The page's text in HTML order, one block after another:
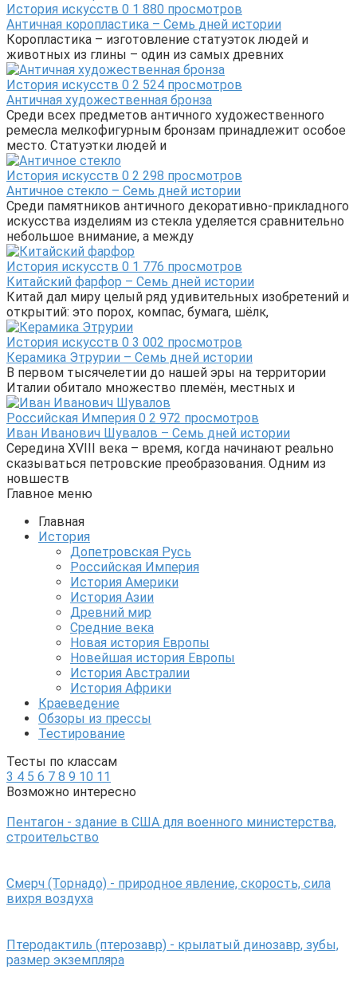
История искусств 0 1 880 просмотров
Античная коропластика – Семь дней истории
Коропластика – изготовление статуэток людей и
животных из глины – один из самых древних
История искусств 0 2 524 просмотров
Античная художественная бронза
Среди всех предметов античного художественного
ремесла мелкофигурным бронзам принадлежит особое
место. Статуэтки людей и
История искусств 0 2 298 просмотров
Античное стекло – Семь дней истории
Среди памятников античного декоративно-прикладного
искусства изделиям из стекла уделяется сравнительно
небольшое внимание, а между
История искусств 0 1 776 просмотров
Китайский фарфор – Семь дней истории
Китай дал миру целый ряд удивительных изобретений и
открытий: это порох, компас, бумага, шёлк,
История искусств 0 3 002 просмотров
Керамика Этрурии – Семь дней истории
В первом тысячелетии до нашей эры на территории
Италии обитало множество племён, местных и
Российская Империя 0 2 972 просмотров
Иван Иванович Шувалов – Семь дней истории
Середина XVIII века – время, когда начинают реально
сказываться петровские преобразования. Одним из
новшеств
Главное меню
Главная
История
Допетровская Русь
Российская Империя
История Америки
История Азии
Древний мир
Средние века
Новая история Европы
Новейшая история Европы
История Австралии
История Африки
Краеведение
Обзоры из прессы
Тестирование
Тесты по классам
3 4 5 6 7 8 9 10 11
Возможно интересно
Пентагон - здание в США для военного министерства,
строительство
Смерч (Торнадо) - природное явление, скорость, сила
вихря воздуха
Птеродактиль (птерозавр) - крылатый динозавр, зубы,
размер экземпляра